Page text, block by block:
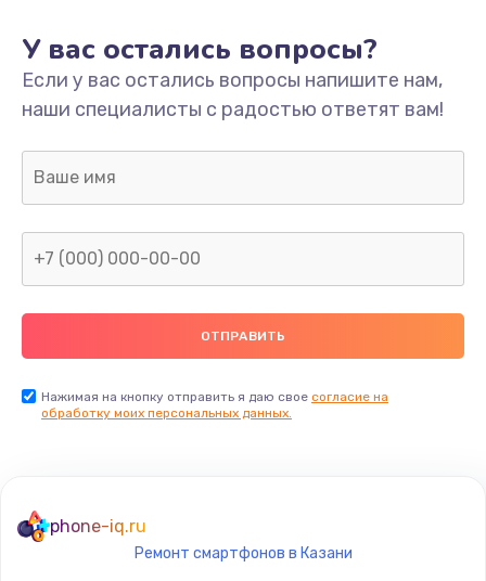
Замена процессора
1800 руб.
Замена системы охлаждения
1600 руб.
Замена термопасты
Заказать
Замена южного моста
У вас остались вопросы?
Если у вас остались вопросы напишите нам,
наши специалисты с радостью ответят вам!
Нажимая на кнопку отправить я даю свое согласие на
обработку моих персональных данных.
phone-iq.ru
Ремонт смартфонов в Казани